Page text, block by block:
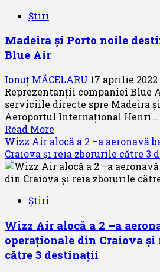
noi
Știri
Madeira și Porto noile
Blue Air
Ionuț MĂCELARU 17 aprilie 2022
Reprezentanții companiei Blue
serviciile directe spre Madeira
Aeroportul Internațional Henri...
Read More
more
about
Madeira
și
asigurate
de
Blue
Wizz Air alocă a 2 –a aeronavă
Craiova și reia zborurile către 3
Știri
Wizz Air alocă a 2 –a
operaționale din Craiova și
către 3 destinații